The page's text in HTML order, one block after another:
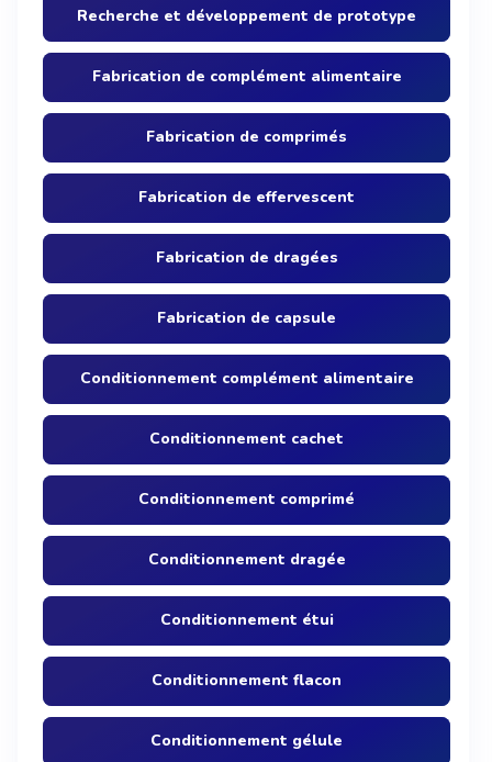
Recherche et développement de prototype
Fabrication de complément alimentaire
Fabrication de comprimés
Fabrication de effervescent
Fabrication de dragées
Fabrication de capsule
Conditionnement complément alimentaire
Conditionnement cachet
Conditionnement comprimé
Conditionnement dragée
Conditionnement étui
Conditionnement flacon
Conditionnement gélule